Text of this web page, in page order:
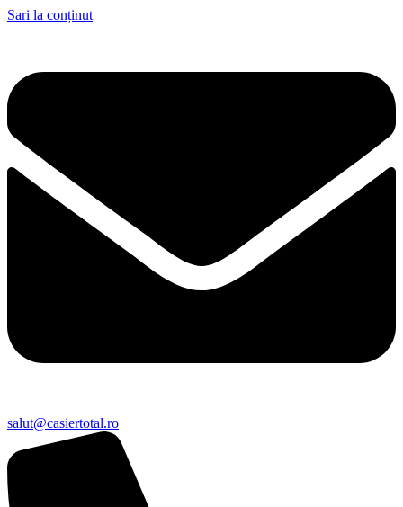
Sari la conținut
salut@casiertotal.ro